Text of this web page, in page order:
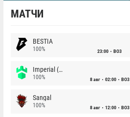
МАТЧИ
BESTIA
100% 23:00 BO3
Imperial (Brazil)
100% 8 авг 02:00 BO3
Sangal
100% 8 авг 12:00 BO3